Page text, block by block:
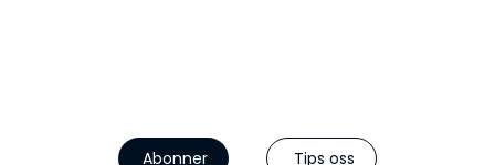
Abonner Tips oss